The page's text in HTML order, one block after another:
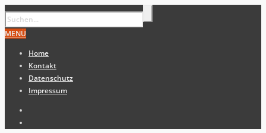
MENÜ
Home
Kontakt
Datenschutz
Impressum